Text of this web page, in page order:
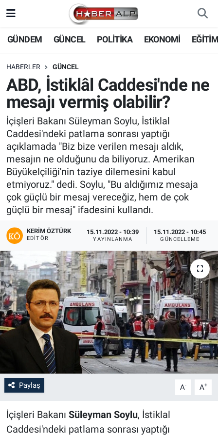
GÜNDEM GÜNCEL POLİTİKA EKONOMİ
HABERLER GÜNCEL
ABD, İstiklâl Caddesi'nde ne
mesajı vermiş olabilir?
İçişleri Bakanı Süleyman Soylu, İstiklal
Caddesi'ndeki patlama sonrası yaptığı
açıklamada "Biz bize verilen mesajı aldık,
mesajın ne olduğunu da biliyoruz. Amerikan
Büyükelçiliği'nin taziye dilemesini kabul
etmiyoruz." dedi. Soylu, "Bu aldığımız mesaja
çok güçlü bir mesaj vereceğiz, hem de çok
güçlü bir mesaj" ifadesini kullandı.
KERIM ÖZTÜRK
EDITÖR
15.11.2022 - 10:39
YAYINLANMA
15.11.2022 - 10:45
GÜNCELLEME
Paylaş A- A+
İçişleri Bakanı Süleyman Soylu, İstiklal
Caddesi'ndeki patlama sonrası yaptığı
Nöbetçi Eczaneler
Hava Durumu
Trafik Durumu
Süper Lig Puan Durumu ve Fikstür
Tüm Manşetler
Son Dakika Haberleri
Haber Arşivi